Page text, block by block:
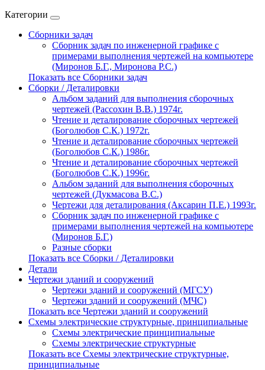
Категории
Сборники задач
Сборник задач по инженерной графике с
примерами выполнения чертежей на компьютере
(Миронов Б.Г., Миронова Р.С.)
Показать все Сборники задач
Сборки / Деталировки
Альбом заданий для выполнения сборочных
чертежей (Рассохин В.В.) 1974г.
Чтение и деталирование сборочных чертежей
(Боголюбов С.К.) 1972г.
Чтение и деталирование сборочных чертежей
(Боголюбов С.К.) 1986г.
Чтение и деталирование сборочных чертежей
(Боголюбов С.К.) 1996г.
Альбом заданий для выполнения сборочных
чертежей (Дукмасова В.С.)
Чертежи для деталирования (Аксарин П.Е.) 1993г.
Сборник задач по инженерной графике с
примерами выполнения чертежей на компьютере
(Миронов Б.Г.)
Разные сборки
Показать все Сборки / Деталировки
Детали
Чертежи зданий и сооружений
Чертежи зданий и сооружений (МГСУ)
Чертежи зданий и сооружений (МЧС)
Показать все Чертежи зданий и сооружений
Схемы электрические структурные, принципиальные
Схемы электрические принципиальные
Схемы электрические структурные
Показать все Схемы электрические структурные,
принципиальные